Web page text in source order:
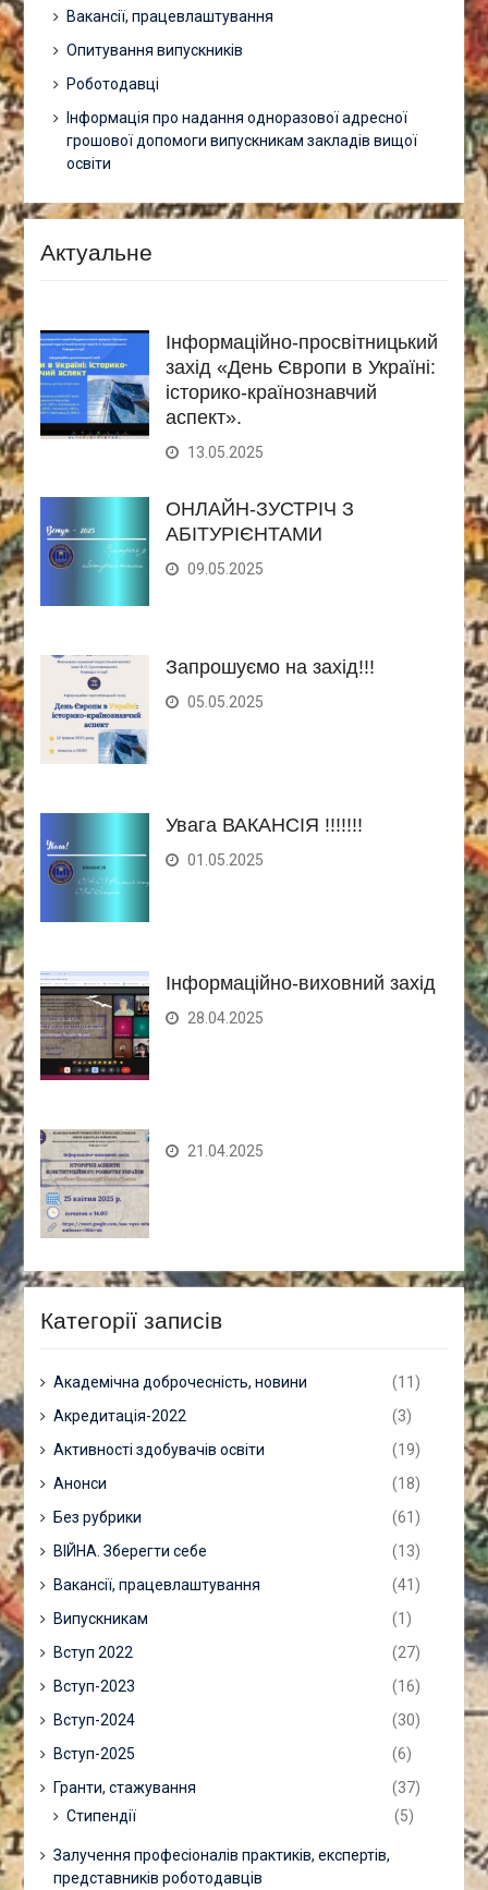
Вакансії, працевлаштування
Опитування випускників
Роботодавці
Інформація про надання одноразової адресної
грошової допомоги випускникам закладів вищої
освіти
Актуальне
Інформаційно-просвітницький
захід «День Європи в Україні:
історико-країнознавчий
аспект».
13.05.2025
ОНЛАЙН-ЗУСТРІЧ З
АБІТУРІЄНТАМИ
09.05.2025
Запрошуємо на захід!!!
05.05.2025
Увага ВАКАНСІЯ !!!!!!!
01.05.2025
Інформаційно-виховний захід
28.04.2025
21.04.2025
Категорії записів
Академічна доброчесність, новини
(11)
Акредитація-2022
(3)
Активності здобувачів освіти
(19)
Анонси
(18)
Без рубрики
(61)
ВІЙНА. Зберегти себе
(13)
Вакансії, працевлаштування
(41)
Випускникам
(1)
Вступ 2022
(27)
Вступ-2023
(16)
Вступ-2024
(30)
Вступ-2025
(6)
Гранти, стажування
(37)
Стипендії
(5)
Залучення професіоналів практиків, експертів,
представників роботодавців